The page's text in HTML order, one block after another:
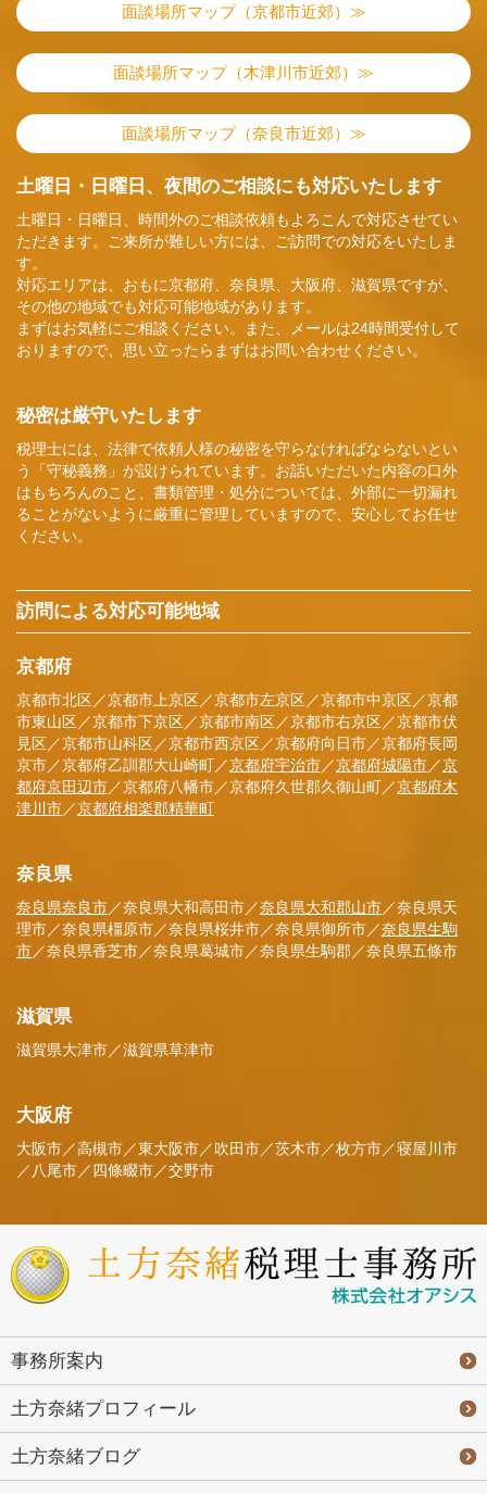
面談場所マップ（京都市近郊）≫
面談場所マップ（木津川市近郊）≫
面談場所マップ（奈良市近郊）≫
土曜日・日曜日、夜間のご相談にも対応いたします
土曜日・日曜日、時間外のご相談依頼もよろこんで対応させてい
ただきます。ご来所が難しい方には、ご訪問での対応をいたしま
す。
対応エリアは、おもに京都府、奈良県、大阪府、滋賀県ですが、
その他の地域でも対応可能地域があります。
まずはお気軽にご相談ください。また、メールは24時間受付して
おりますので、思い立ったらまずはお問い合わせください。
秘密は厳守いたします
税理士には、法律で依頼人様の秘密を守らなければならないとい
う「守秘義務」が設けられています。お話いただいた内容の口外
はもちろんのこと、書類管理・処分については、外部に一切漏れ
ることがないように厳重に管理していますので、安心してお任せ
ください。
訪問による対応可能地域
京都府
京都市北区／京都市上京区／京都市左京区／京都市中京区／京都
市東山区／京都市下京区／京都市南区／京都市右京区／京都市伏
見区／京都市山科区／京都市西京区／京都府向日市／京都府長岡
京市／京都府乙訓郡大山崎町／京都府宇治市／京都府城陽市／京
都府京田辺市／京都府八幡市／京都府久世郡久御山町／京都府木
津川市／京都府相楽郡精華町
奈良県
奈良県奈良市／奈良県大和高田市／奈良県大和郡山市／奈良県天
理市／奈良県橿原市／奈良県桜井市／奈良県御所市／奈良県生駒
市／奈良県香芝市／奈良県葛城市／奈良県生駒郡／奈良県五條市
滋賀県
滋賀県大津市／滋賀県草津市
大阪府
大阪市／高槻市／東大阪市／吹田市／茨木市／枚方市／寝屋川市
／八尾市／四條畷市／交野市
事務所案内
土方奈緒プロフィール
土方奈緒ブログ